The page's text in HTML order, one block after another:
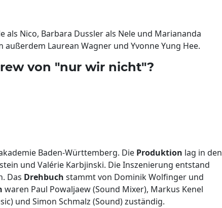
als Nico, Barbara Dussler als Nele und Mariananda
außerdem Laurean Wagner und Yvonne Yung Hee.
von "nur wir nicht"?
Baden-Württemberg. Die Produktion lag in den
und Valérie Karbjinski. Die Inszenierung entstand
Das Drehbuch stammt von Dominik Wolfinger und
waren Paul Powaljaew (Sound Mixer), Markus Kenel
und Simon Schmalz (Sound) zuständig.